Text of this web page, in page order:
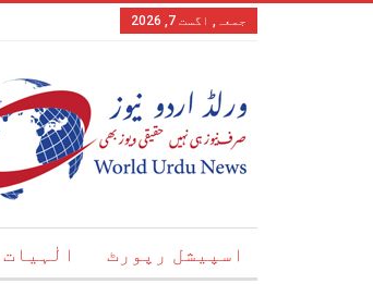
جمعہ, اگست 7, 2026
اسپیشل رپورٹ الٰہیات